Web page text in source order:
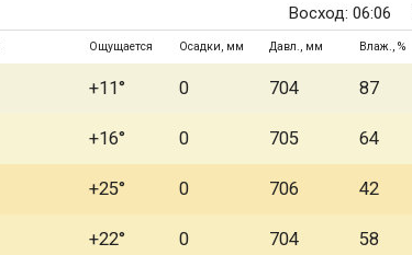
Восход: 06:06
Ощущается Осадки, мм Давл., мм Влаж., %
+11° 0 704 87
+16° 0 705 64
+25° 0 706 42
+22° 0 704 58